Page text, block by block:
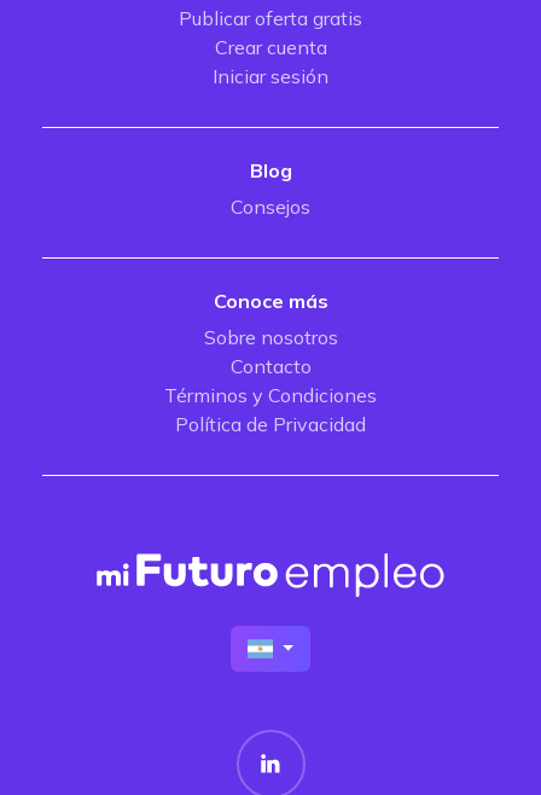
Publicar oferta gratis
Crear cuenta
Iniciar sesión
Blog
Consejos
Conoce más
Sobre nosotros
Contacto
Términos y Condiciones
Política de Privacidad